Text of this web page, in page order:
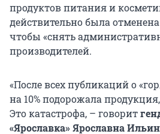
продуктов питания и
действительно была
чтобы «снять
производителей.
«После всех публикаций о
на 10% подорожала
Это катастрофа, – говорит
«Ярославка» Ярославна